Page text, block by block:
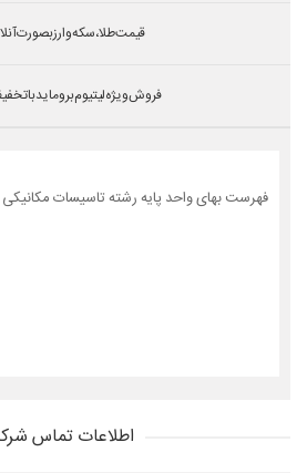
قیمت طلا،سکه و ارز بصورت
فروش ویژه لیتیوم بروماید با
فهرست بهای واحد پایه رشته تاسیسات مکانیکی
اطلاعات تماس